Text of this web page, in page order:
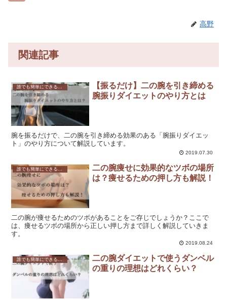
高野
関連記事
【振るだけ】二の腕を引き締める
腕振りダイエットのやり方とは
腕を振るだけで、二の腕を引き締める効果のある「腕振りダイエッ
ト」のやり方について解説しています。
2019.07.30
二の腕痩せに効果的なツボの場所
は？痩せるための押し方も解説！
二の腕が痩せるためのツボがあることをご存じでしょうか？ここで
は、痩せるツボの場所から正しい押し方まで詳しく解説していきま
す。
2019.08.24
二の腕ダイエットで使うダンベル
の重りの理想はどれくらい？